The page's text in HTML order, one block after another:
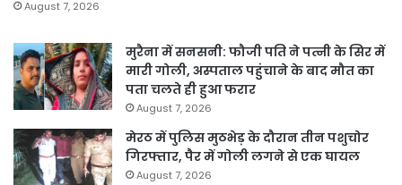
August 7, 2026
मुरैना में सनसनी: फौजी पति ने पत्नी के सिर में
मारी गोली, अस्पताल पहुंचाने के बाद मौत का
पता चलते ही हुआ फरार
August 7, 2026
मेरठ में पुलिस मुठभेड़ के दौरान तीन पशुचोर
गिरफ्तार, पैर में गोली लगने से एक घायल
August 7, 2026